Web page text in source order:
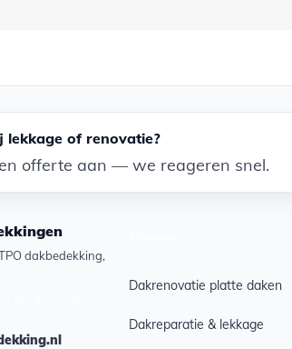
lekkage of renovatie?
offerte aan — we reageren snel.
dakbedekking,
Dakrenovatie platte daken
Dakreparatie & lekkage